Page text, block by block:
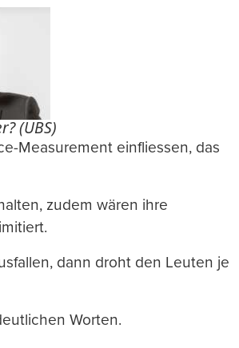
(UBS)
Measurement einfliessen, das
zudem wären ihre
dann droht den Leuten je
Worten.